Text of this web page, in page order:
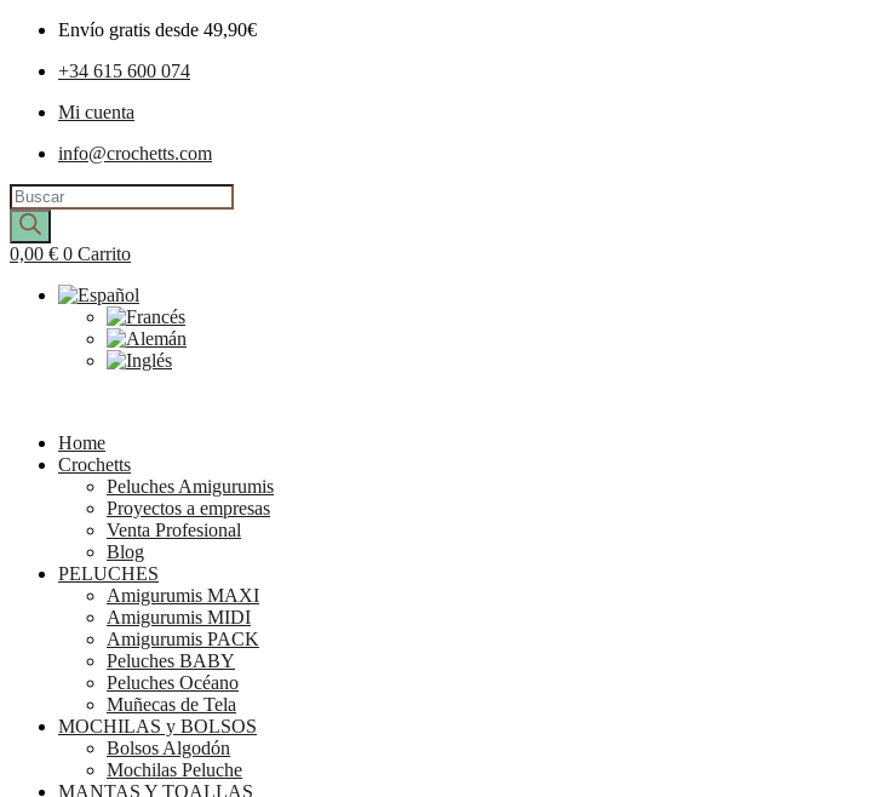
Envío gratis desde 49,90€
+34 615 600 074
Mi cuenta
info@crochetts.com
Búsqueda
de
productos
0,00 € 0 Carrito
Home
Crochetts
Peluches Amigurumis
Proyectos a empresas
Venta Profesional
Blog
PELUCHES
Amigurumis MAXI
Amigurumis MIDI
Amigurumis PACK
Peluches BABY
Peluches Océano
Muñecas de Tela
MOCHILAS y BOLSOS
Bolsos Algodón
Mochilas Peluche
MANTAS Y TOALLAS